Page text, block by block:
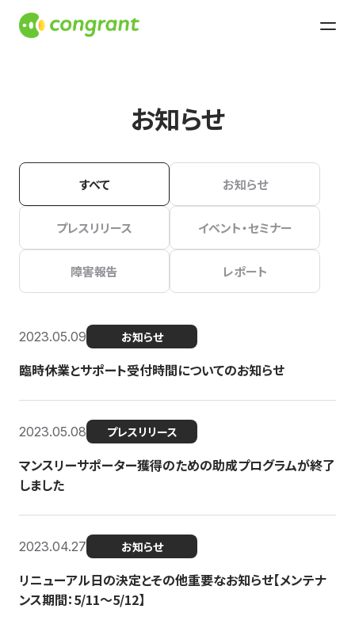
お知らせ
すべて お知らせ
プレスリリース イベント・セミナー
障害報告 レポート
2023.05.09 お知らせ
臨時休業とサポート受付時間についてのお知らせ
2023.05.08 プレスリリース
マンスリーサポーター獲得のための助成プログラムが終了
しました
2023.04.27 お知らせ
リニューアル日の決定とその他重要なお知らせ【メンテナ
ンス期間：5/11～5/12】